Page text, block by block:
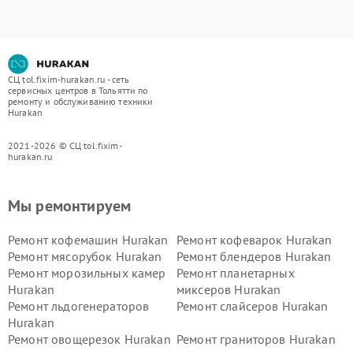
СЦ tol.fixim-hurakan.ru - сеть
сервисных центров в Тольятти по
ремонту и обслуживанию техники
Hurakan
2021-2026 © СЦ tol.fixim-
hurakan.ru
Мы ремонтируем
Ремонт кофемашин Hurakan
Ремонт кофеварок Hurakan
Ремонт мясорубок Hurakan
Ремонт блендеров Hurakan
Ремонт морозильных камер
Hurakan
Ремонт планетарных
миксеров Hurakan
Ремонт льдогенераторов
Hurakan
Ремонт слайсеров Hurakan
Ремонт овощерезок Hurakan Ремонт граниторов Hurakan